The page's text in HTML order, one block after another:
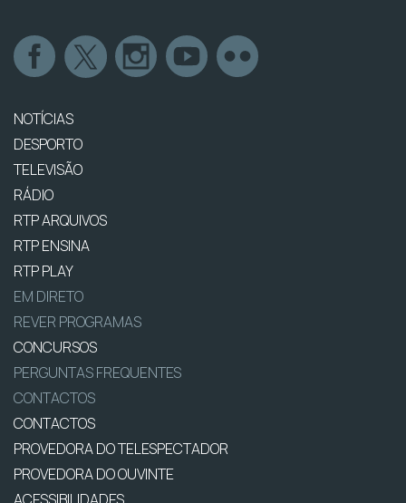
NOTÍCIAS
DESPORTO
TELEVISÃO
RÁDIO
RTP ARQUIVOS
RTP ENSINA
RTP PLAY
EM DIRETO
REVER PROGRAMAS
CONCURSOS
PERGUNTAS FREQUENTES
CONTACTOS
CONTACTOS
PROVEDORA DO TELESPECTADOR
PROVEDORA DO OUVINTE